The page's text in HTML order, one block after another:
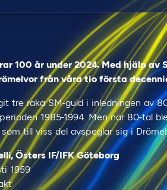
100 år under 2024. Med hjälp av
från våra tio första
tre raka SM-guld i inledningen av
1985-1994. Men när 80-tal
till viss del avspeglar sig i
Östers IF/IFK Göteborg
1959